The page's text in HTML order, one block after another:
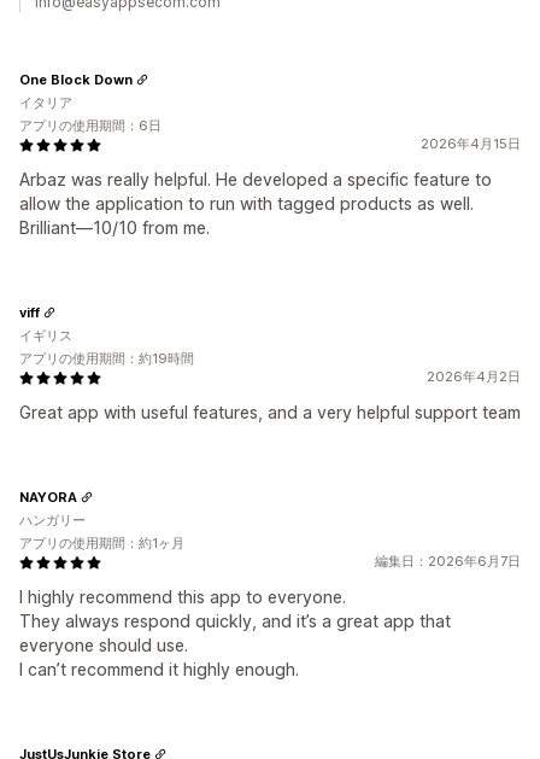
2026年4月15日
Arbaz was really helpful. He developed a specific feature to
allow the application to run with tagged products as well.
Brilliant—10/10 from me.
One Block Down
イタリア
アプリの使用期間：6日
2026年4月2日
Great app with useful features, and a very helpful support team
viff
イギリス
アプリの使用期間：約19時間
編集日：2026年6月7日
I highly recommend this app to everyone.
They always respond quickly, and it’s a great app that
everyone should use.
I can’t recommend it highly enough.
NAYORA
ハンガリー
アプリの使用期間：約1ヶ月
JustUsJunkie Store